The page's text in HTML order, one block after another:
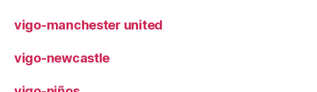
vigo-manchester united
vigo-newcastle